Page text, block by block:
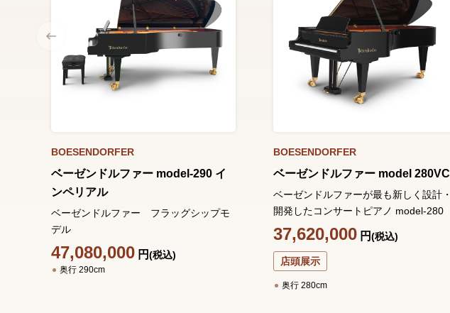
BOESENDORFER
ベーゼンドルファー model-290 イ
ンペリアル
ベーゼンドルファー フラッグシップモ
デル
47,080,000 円(税込)
奥行 290cm
BOESENDORFER
ベーゼンドルファー model 280VC
ベーゼンドルファーが最も新しく設計・
開発したコンサートピアノ model-280
37,620,000 円(税込)
店頭展示
奥行 280cm